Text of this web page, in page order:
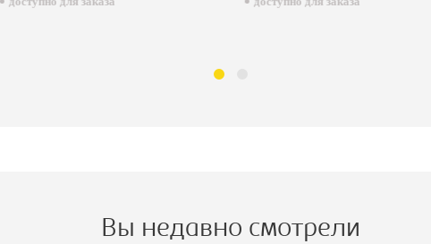
Вы недавно смотрели